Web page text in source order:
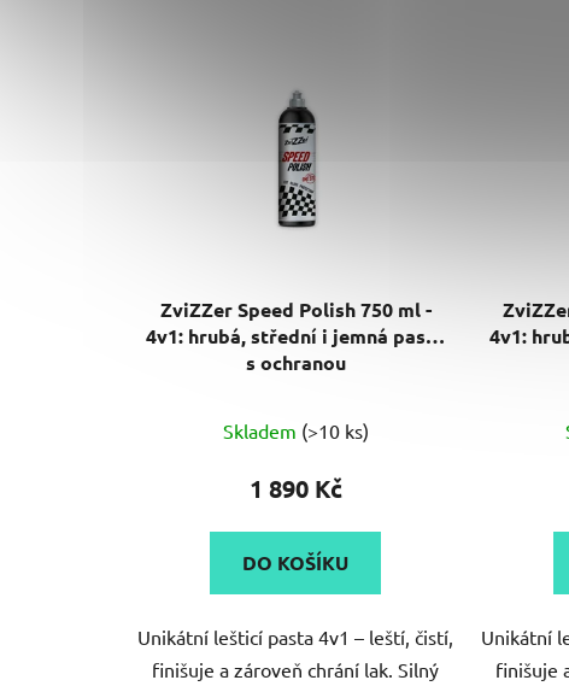
ZviZZer Speed Polish 750 ml -
4v1: hrubá, střední i jemná pasta
s ochranou
Skladem (>10 ks)
1 890 Kč
DO KOŠÍKU
Unikátní lešticí pasta 4v1 – leští, čistí,
finišuje a zároveň chrání lak. Silný
4v1:
Unikátní
finišuje